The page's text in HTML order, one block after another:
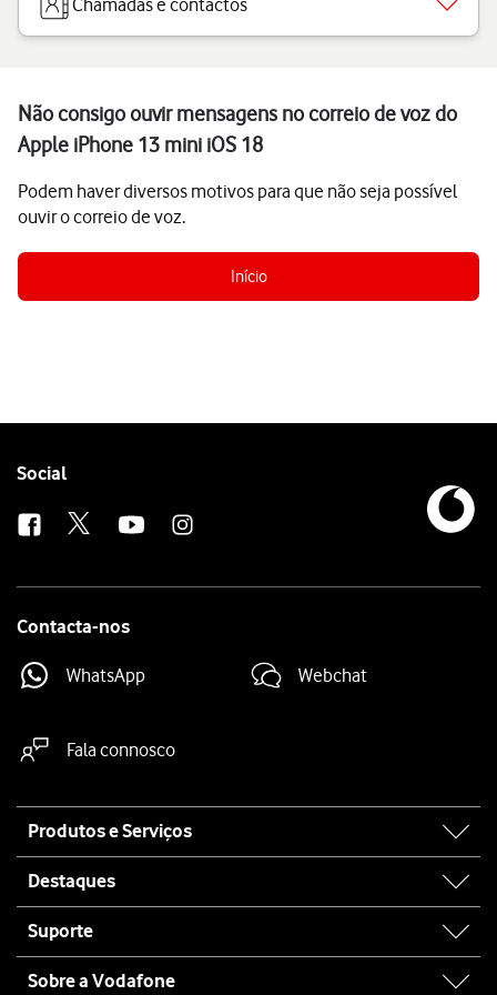
Chamadas e contactos
Não consigo ouvir mensagens no correio de voz do
Apple iPhone 13 mini iOS 18
Podem haver diversos motivos para que não seja possível
ouvir o correio de voz.
Início
Follow
Social
Contacta-nos
WhatsApp Webchat
Fala connosco
map
Produtos e Serviços
Destaques
Suporte
Sobre a Vodafone